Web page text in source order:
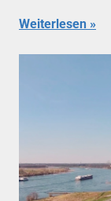
Weiterlesen